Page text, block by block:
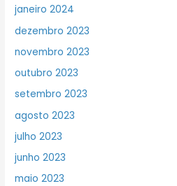
janeiro 2024
dezembro 2023
novembro 2023
outubro 2023
setembro 2023
agosto 2023
julho 2023
junho 2023
maio 2023